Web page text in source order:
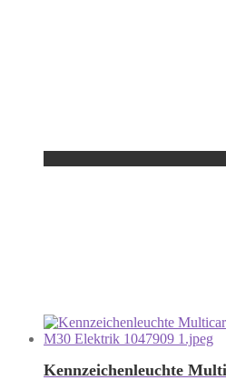
Kennzeichenleuchte